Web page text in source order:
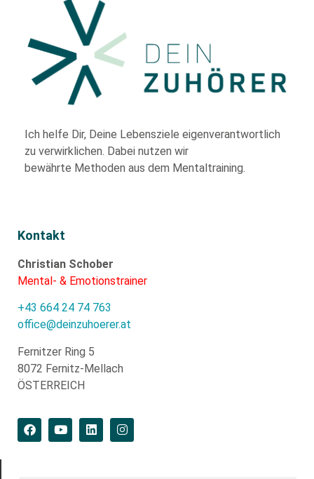
Ich helfe Dir, Deine Lebensziele eigenverantwortlich
zu verwirklichen. Dabei nutzen wir
bewährte Methoden aus dem Mentaltraining.
Kontakt
Christian Schober
Mental- & Emotionstrainer
+43 664 24 74 763
office@deinzuhoerer.at
Fernitzer Ring 5
8072 Fernitz-Mellach
ÖSTERREICH